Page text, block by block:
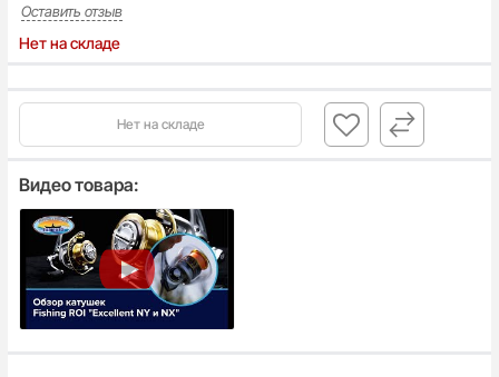
Оставить отзыв
Нет на складе
Нет на складе
Видео товара: